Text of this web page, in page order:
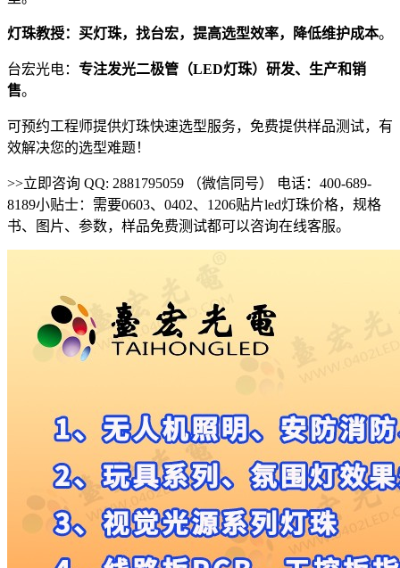
灯珠教授： 买灯珠，找台宏，提高选型效率，降低维护成本。
台宏光电： 专注发光二极管（LED灯珠）研发、生产和销
售。
可预约工程师提供灯珠快速选型服务，免费提供样品测试，有
效解决您的选型难题！
>>立即咨询 QQ: 2881795059 （微信同号） 电话：400-689-
8189小贴士：需要0603、0402、1206贴片led灯珠价格，规格
书、图片、参数，样品免费测试都可以咨询在线客服。